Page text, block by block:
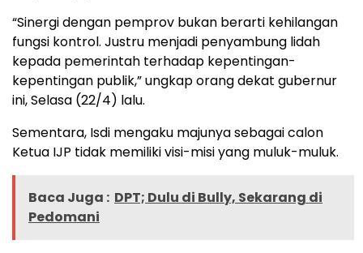
“Sinergi dengan pemprov bukan berarti kehilangan
fungsi kontrol. Justru menjadi penyambung lidah
kepada pemerintah terhadap kepentingan-
kepentingan publik,” ungkap orang dekat gubernur
ini, Selasa (22/4) lalu.
Sementara, Isdi mengaku majunya sebagai calon
Ketua IJP tidak memiliki visi-misi yang muluk-muluk.
Baca Juga : DPT; Dulu di Bully, Sekarang di
Pedomani